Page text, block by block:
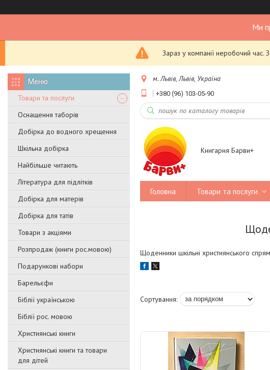
Ми
Зараз у компанії неробочий
Товари та послуги
Оснащення таборів
Добірка до водного хрещення
Шкільна добірка
Найбільше читають
Література для підлітків
Добірка для матерів
Добірка для татів
Товари з акціями
Розпродаж (книги рос.мовою)
Подарункові набори
Барельєфи
Біблії українською
Біблії рос. мовою
Християнські книги
Християнські книги та товари
для дітей
м. Львів, Львів, Україна
+380 (96) 103-05-90
Книгарня Барви+
Головна Товари та послуги
Щоденники шкільні християнського